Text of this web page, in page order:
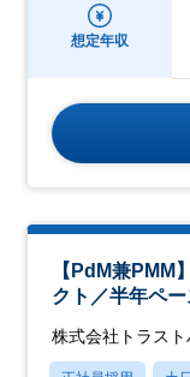
想定年収
【PdM兼PMM
クト／半年ペ
株式会社トラスト